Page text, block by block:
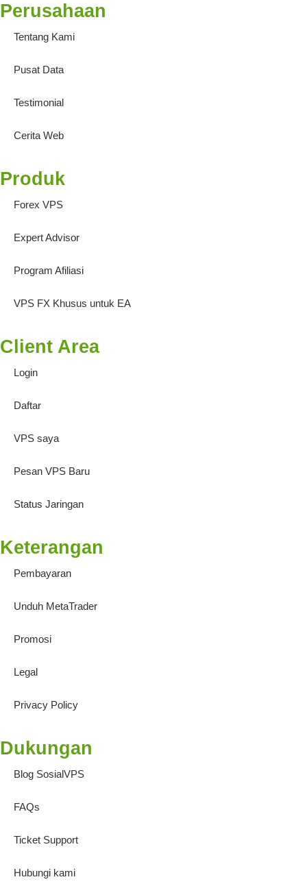
Perusahaan
Tentang Kami
Pusat Data
Testimonial
Cerita Web
Produk
Forex VPS
Expert Advisor
Program Afiliasi
VPS FX Khusus untuk EA
Client Area
Login
Daftar
VPS saya
Pesan VPS Baru
Status Jaringan
Keterangan
Pembayaran
Unduh MetaTrader
Promosi
Legal
Privacy Policy
Dukungan
Blog SosialVPS
FAQs
Ticket Support
Hubungi kami